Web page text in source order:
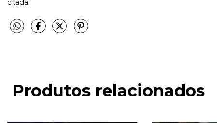
citada.
Produtos relacionados